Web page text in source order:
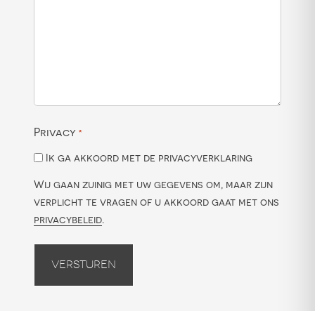
Privacy *
Ik ga akkoord met de privacyverklaring
Wij gaan zuinig met uw gegevens om, maar zijn
verplicht te vragen of u akkoord gaat met ons
privacybeleid.
Versturen